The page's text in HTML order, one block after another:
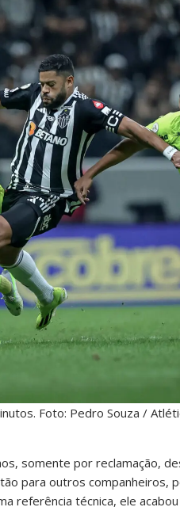
Foto: Pedro Souza /
somente por reclamação,
para outros companheiros,
referência técnica, ele